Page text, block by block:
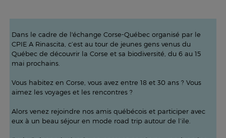
Dans le cadre de l'échange Corse-Québec organisé par le
CPIE A Rinascita, c’est au tour de jeunes gens venus du
Québec de découvrir la Corse et sa biodiversité, du 6 au 15
mai prochains.
Vous habitez en Corse, vous avez entre 18 et 30 ans ? Vous
aimez les voyages et les rencontres ?
Alors venez rejoindre nos amis québécois et participer avec
eux à un beau séjour en mode road trip autour de l’ile.